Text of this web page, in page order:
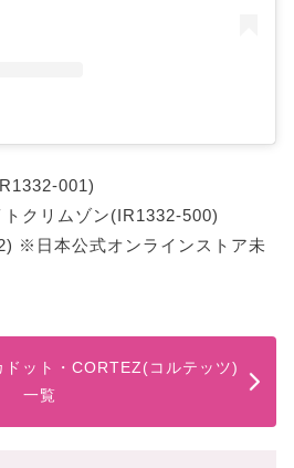
001)
トクリムゾン(IR1332-500)
※日本公式オンラインストア未
ット・CORTEZ(コルテッツ)
一覧